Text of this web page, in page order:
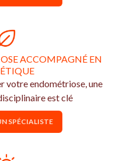
ACCOMPAGNÉ EN
votre endométriose, une
est clé
SPÉCIALISTE